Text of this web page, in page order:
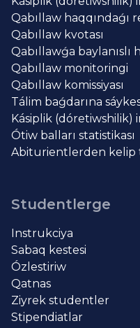
Qabıllaw haqqındaǵı
Qabıllaw kvotası
Qabıllawǵa
Qabıllaw monitoringi
Qabıllaw komissiyası
Tálim baǵdarına
Kásiplik (dóretiwshilik)
Ótiw balları statistikası
Abiturientlerden kelip
Studentlerge
Instrukciya
Sabaq kestesi
Ózlestiriw
Qatnas
Ziyrek studentler
Stipendiatlar